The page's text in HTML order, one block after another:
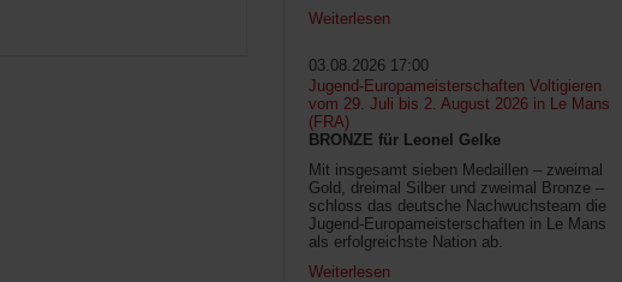
Weiterlesen
03.08.2026 17:00
Jugend-Europameisterschaften Voltigieren
vom 29. Juli bis 2. August 2026 in Le Mans
(FRA)
BRONZE für Leonel Gelke
Mit insgesamt sieben Medaillen – zweimal
Gold, dreimal Silber und zweimal Bronze –
schloss das deutsche Nachwuchsteam die
Jugend-Europameisterschaften in Le Mans
als erfolgreichste Nation ab.
Weiterlesen